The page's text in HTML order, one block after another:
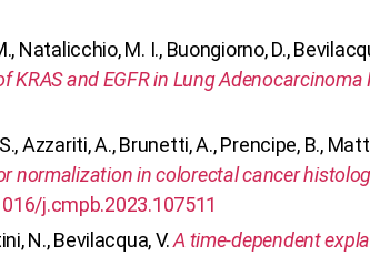
Natalicchio, M. I., Buongiorno, D.,
and EGFR in Lung Adenocarcinoma
Azzariti, A., Brunetti, A., Prencipe, B.,
normalization in colorectal cancer
j.cmpb.2023.107511
N., Bevilacqua, V.A time-dependent